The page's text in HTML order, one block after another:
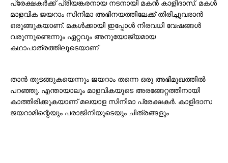
പ്രേക്ഷകർക്ക് പ്രിയങ്കരനായ നടനായി മകൻ കാളിദാസ്. മകൾ
മാളവിക ജയറാം സിനിമാ അഭിനയത്തിലേക്ക് തിരിച്ചുവരാൻ
ഒരുങ്ങുകയാണ്. മകൾക്കായി ഇപ്പോൾ നിരവധി വേഷങ്ങൾ
വരുന്നുണ്ടെന്നും ഏറ്റവും അനുയോജ്യമായ
കഥാപാത്രത്തിലൂടെയാണ്
താൻ തുടങ്ങുകയെന്നും ജയറാം തന്നെ ഒരു അഭിമുഖത്തിൽ
പറഞ്ഞു. എന്തായാലും മാളവികയുടെ അരങ്ങേറ്റത്തിനായി
കാത്തിരിക്കുകയാണ് മലയാള സിനിമാ പ്രേക്ഷകർ. കാളിദാസ
ജയറാമിന്റെയും പരാജിനിയുടെയും ചിത്രങ്ങളും